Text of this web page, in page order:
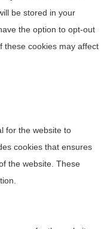
be stored in your
the option to opt-out
these cookies may affect
for the website to
cookies that ensures
the website. These